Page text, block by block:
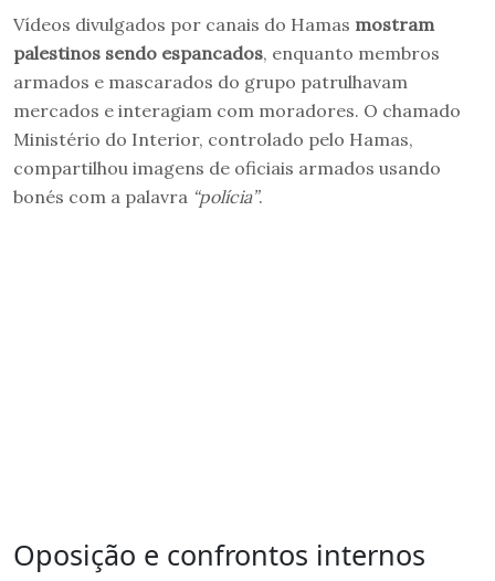
Vídeos divulgados por canais do Hamas mostram
palestinos sendo espancados, enquanto membros
armados e mascarados do grupo patrulhavam
mercados e interagiam com moradores. O chamado
Ministério do Interior, controlado pelo Hamas,
compartilhou imagens de oficiais armados usando
bonés com a palavra “polícia”.
Oposição e confrontos internos